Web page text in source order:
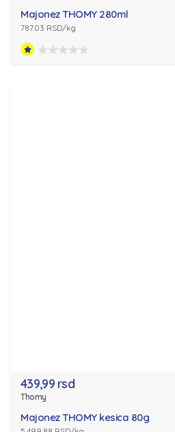
Majonez THOMY 280ml
787.03 RSD/kg
439,99 rsd
Thomy
Majonez THOMY kesica 80g